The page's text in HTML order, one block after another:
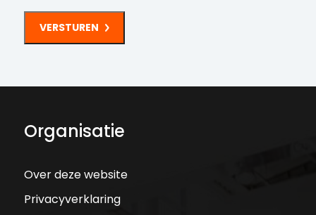
Organisatie
Over deze website
Privacyverklaring